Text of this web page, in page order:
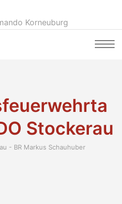
Stockerau
- BR Markus Schauhuber